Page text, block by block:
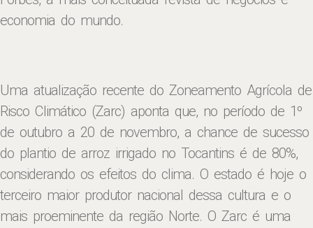
economia do mundo.
Uma atualização recente do Zoneamento Agrícola de
Risco Climático (Zarc) aponta que, no período de 1º
de outubro a 20 de novembro, a chance de sucesso
do plantio de arroz irrigado no Tocantins é de 80%,
considerando os efeitos do clima. O estado é hoje o
terceiro maior produtor nacional dessa cultura e o
mais proeminente da região Norte. O Zarc é uma